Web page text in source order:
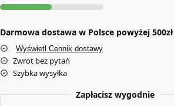
Darmowa dostawa w Polsce powyżej 500zł
Wyświetl Cennik dostawy
Zwrot bez pytań
Szybka wysyłka
Zapłacisz wygodnie